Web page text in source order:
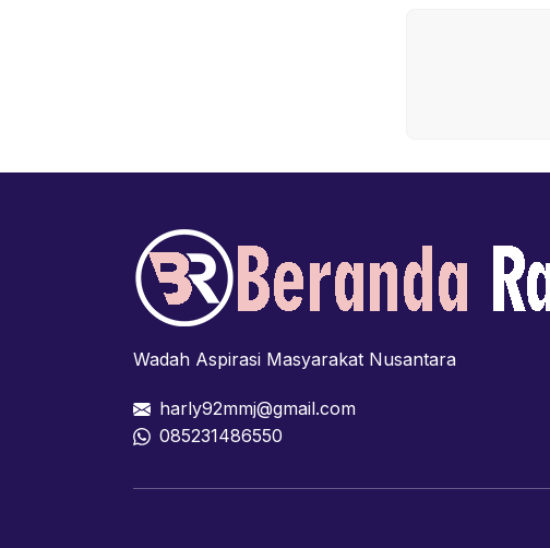
Wadah Aspirasi Masyarakat Nusantara
harly92mmj@gmail.com
085231486550